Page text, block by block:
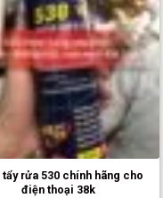
tẩy rửa 530 chính hãng cho
điện thoại 38k